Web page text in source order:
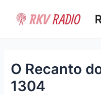
contenido
O Recanto
1304